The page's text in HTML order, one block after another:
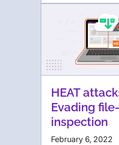
HEAT
Evading
inspection
February 6, 2022